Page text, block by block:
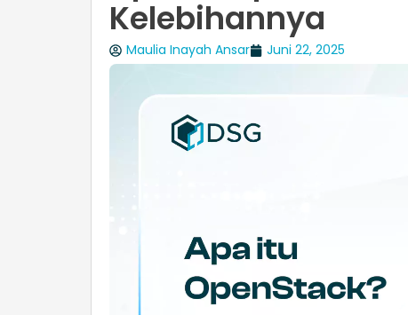
Kelebihannya
Maulia Inayah Ansar Juni 22, 2025